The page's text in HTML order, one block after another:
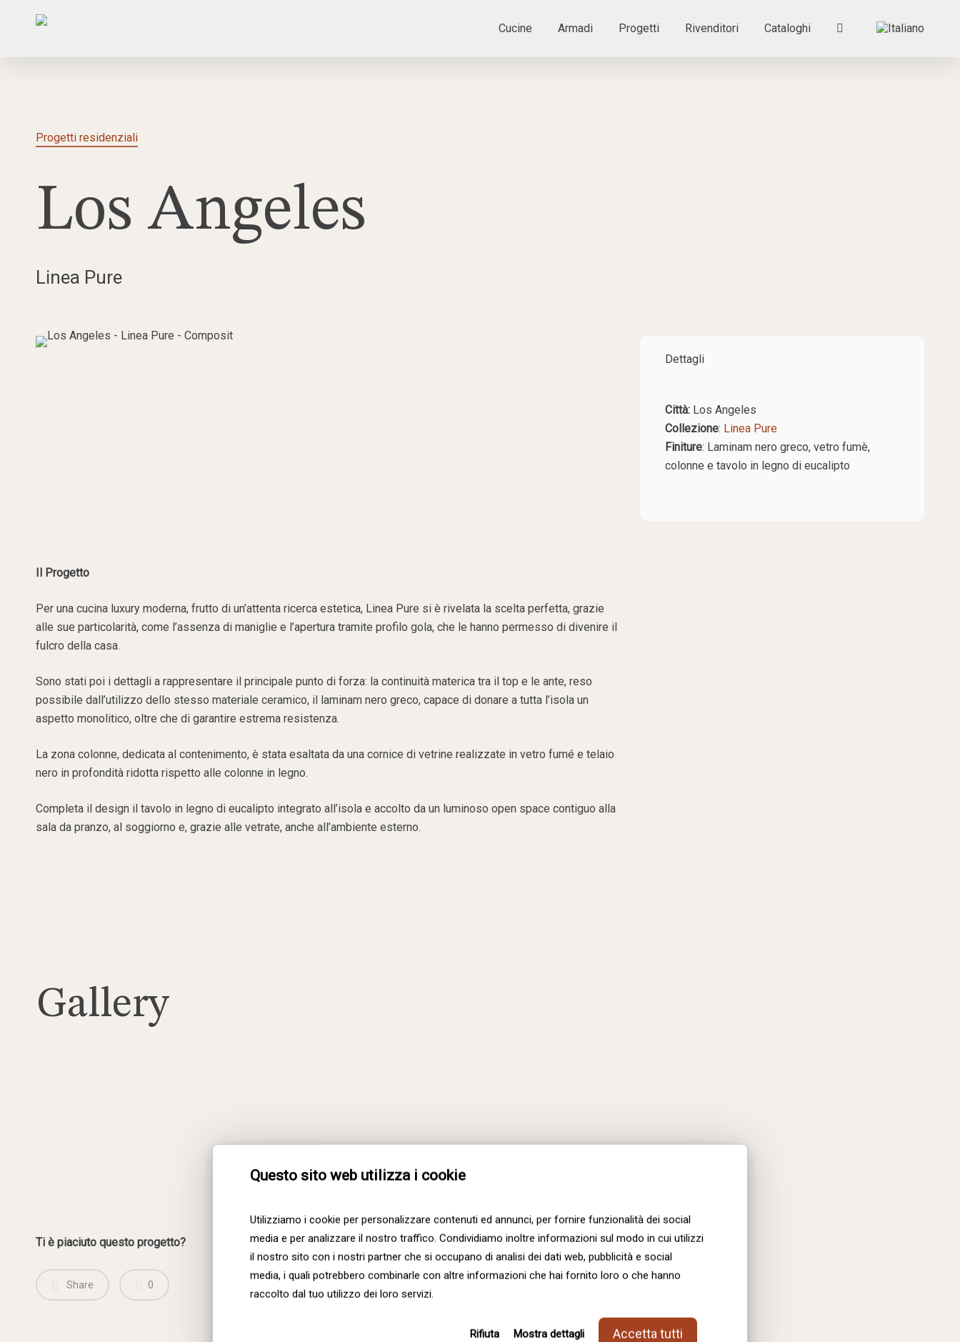
Questo sito web utilizza i cookie
Utilizziamo i cookie per personalizzare contenuti ed annunci, per fornire funzionalità dei social
media e per analizzare il nostro traffico. Condividiamo inoltre informazioni sul modo in cui utilizzi
il nostro sito con i nostri partner che si occupano di analisi dei dati web, pubblicità e social
media, i quali potrebbero combinarle con altre informazioni che hai fornito loro o che hanno
raccolto dal tuo utilizzo dei loro servizi.
Rifiuta Mostra dettagli Accetta tutti
Cucine Armadi Progetti Rivenditori Cataloghi
Progetti residenziali
Los Angeles
Linea Pure
Dettagli
Città: Los Angeles
Collezione: Linea Pure
Finiture: Laminam nero greco, vetro fumè,
colonne e tavolo in legno di eucalipto
Il Progetto
Per una cucina luxury moderna, frutto di un’attenta ricerca estetica, Linea Pure si è rivelata la scelta perfetta, grazie
alle sue particolarità, come l’assenza di maniglie e l’apertura tramite profilo gola, che le hanno permesso di divenire il
fulcro della casa.
Sono stati poi i dettagli a rappresentare il principale punto di forza: la continuità materica tra il top e le ante, reso
possibile dall’utilizzo dello stesso materiale ceramico, il laminam nero greco, capace di donare a tutta l’isola un
aspetto monolitico, oltre che di garantire estrema resistenza.
La zona colonne, dedicata al contenimento, è stata esaltata da una cornice di vetrine realizzate in vetro fumé e telaio
nero in profondità ridotta rispetto alle colonne in legno.
Completa il design il tavolo in legno di eucalipto integrato all’isola e accolto da un luminoso open space contiguo alla
sala da pranzo, al soggiorno e, grazie alle vetrate, anche all’ambiente esterno.
Gallery
Ti è piaciuto questo progetto?
Share 0